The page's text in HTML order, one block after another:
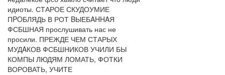
идиоты. СТАРОЕ СКУДОУМИЕ
ПPOБЛЯДЬ В РОТ BЫЕБAHHAЯ
ФСБШНАЯ прослушивать нас не
просили. ПРЕЖДЕ ЧЕМ СТАРЫХ
МУДAКОВ ФСБШНИКОВ УЧИЛИ БЫ
КОМПЫ ЛЮДЯМ ЛОМАТЬ, ФОТКИ
ВОРОВАТЬ, УЧИТЕ